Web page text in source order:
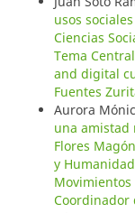
usos
Ciencias
Tema
and digital
Fuentes
Aurora
una amistad
Flores Magón
y
Movimientos
Coordinador